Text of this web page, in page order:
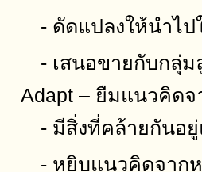
- ดัดแปลงให้นำไป
- เสนอขายกับกลุ่ม
Adapt – ยืมแนวคิด
- มีสิ่งที่คล้ายกันอยู่
- หยิบแนวคิดจากห